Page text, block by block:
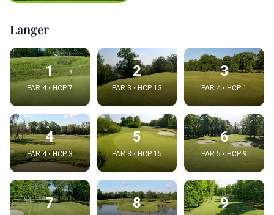
Langer
1
PAR 4 • HCP 7
2
PAR 3 • HCP 13
3
PAR 4 • HCP 1
4
PAR 4 • HCP 3
5
PAR 3 • HCP 15
6
PAR 5 • HCP 9
7 8 9